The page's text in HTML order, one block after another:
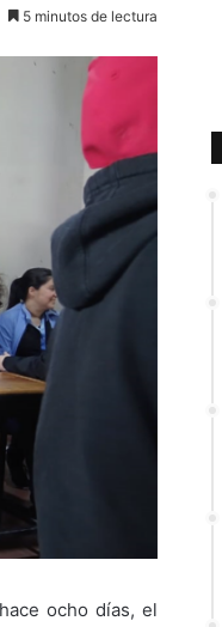
5 minutos de lectura
ocho días, el